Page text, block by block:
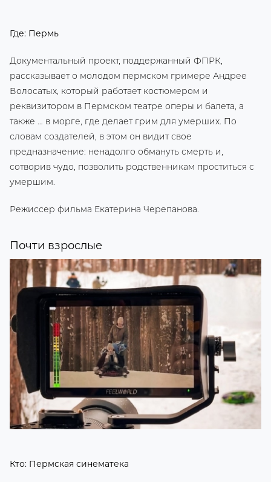
Где: Пермь
Документальный проект, поддержанный ФПРК,
рассказывает о молодом пермском гримере Андрее
Волосатых, который работает костюмером и
реквизитором в Пермском театре оперы и балета, а
также … в морге, где делает грим для умерших. По
словам создателей, в этом он видит свое
предназначение: ненадолго обмануть смерть и,
сотворив чудо, позволить родственникам проститься с
умершим.
Режиссер фильма Екатерина Черепанова.
Почти взрослые
Кто: Пермская синематека